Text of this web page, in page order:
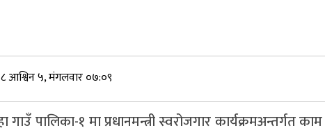
आश्विन ५, मंगलवार ०७:०९
गाउँ पालिका-१ मा प्रधानमन्त्री स्वरोजगार कार्यक्रमअन्तर्गत